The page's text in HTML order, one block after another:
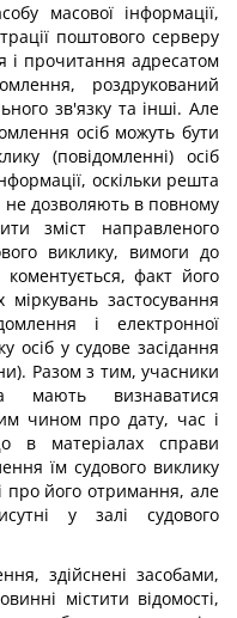
масової інформації,
поштового серверу
і прочитання адресатом
роздрукований
зв'язку та інші. Але
осіб можуть бути
(повідомленні) осіб
оскільки решта
не дозволяють в повному
зміст направленого
виклику, вимоги до
факт його
застосування
і електронної
осіб у судове засідання
Разом з тим, учасники
мають визнаватися
чином про дату, час і
в матеріалах справи
їм судового виклику
про його отримання, але
у залі судового
здійснені засобами,
містити відомості,